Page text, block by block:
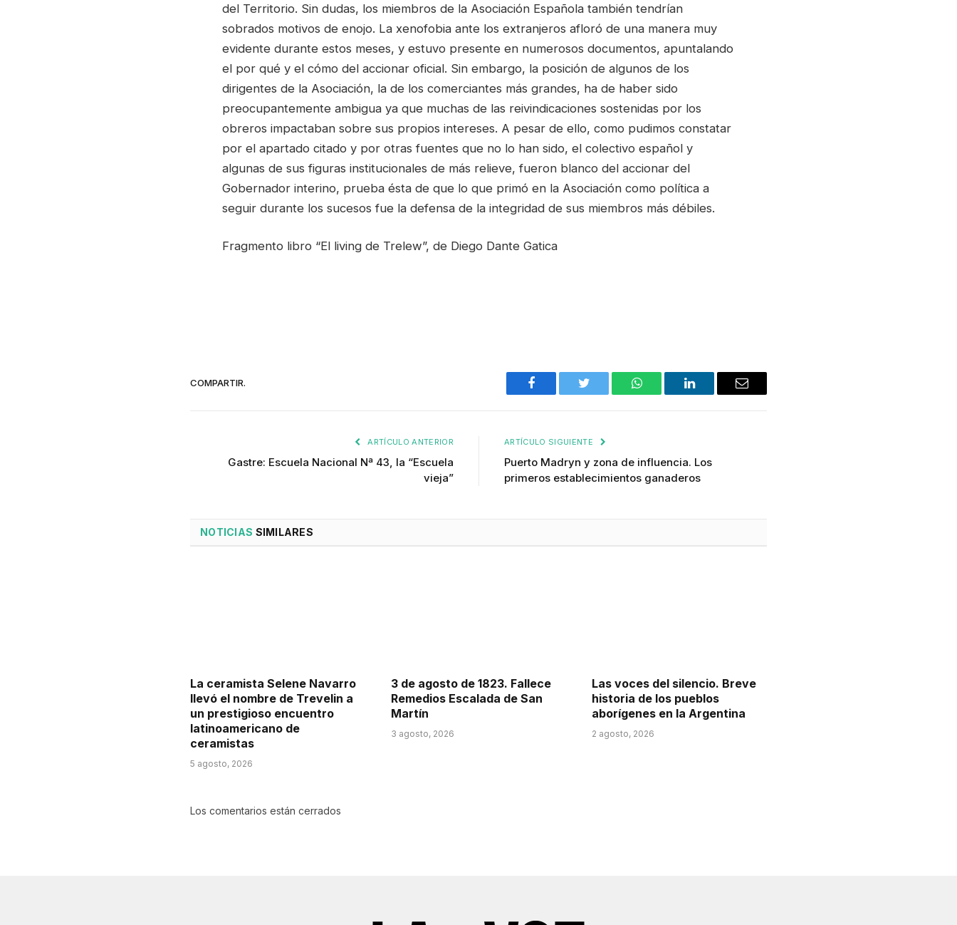
del Territorio. Sin dudas, los miembros de la Asociación Española también tendrían
sobrados motivos de enojo. La xenofobia ante los extranjeros afloró de una manera muy
evidente durante estos meses, y estuvo presente en numerosos documentos, apuntalando
el por qué y el cómo del accionar oficial. Sin embargo, la posición de algunos de los
dirigentes de la Asociación, la de los comerciantes más grandes, ha de haber sido
preocupantemente ambigua ya que muchas de las reivindicaciones sostenidas por los
obreros impactaban sobre sus propios intereses. A pesar de ello, como pudimos constatar
por el apartado citado y por otras fuentes que no lo han sido, el colectivo español y
algunas de sus figuras institucionales de más relieve, fueron blanco del accionar del
Gobernador interino, prueba ésta de que lo que primó en la Asociación como política a
seguir durante los sucesos fue la defensa de la integridad de sus miembros más débiles.
Fragmento libro “El living de Trelew”, de Diego Dante Gatica
COMPARTIR.
Facebook Twitter WhatsAppLinkedIn Email
ARTÍCULO ANTERIOR
Gastre: Escuela Nacional Nª 43, la “Escuela
vieja”
ARTÍCULO SIGUIENTE
Puerto Madryn y zona de influencia. Los
primeros establecimientos ganaderos
NOTICIAS SIMILARES
La ceramista Selene Navarro
llevó el nombre de Trevelin a
un prestigioso encuentro
latinoamericano de
ceramistas
5 agosto, 2026
3 de agosto de 1823. Fallece
Remedios Escalada de San
Martín
3 agosto, 2026
Las voces del silencio. Breve
historia de los pueblos
aborígenes en la Argentina
2 agosto, 2026
Los comentarios están cerrados